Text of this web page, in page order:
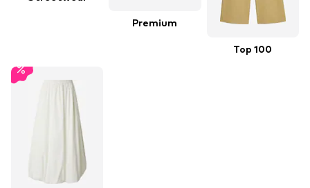
Premium
Top 100